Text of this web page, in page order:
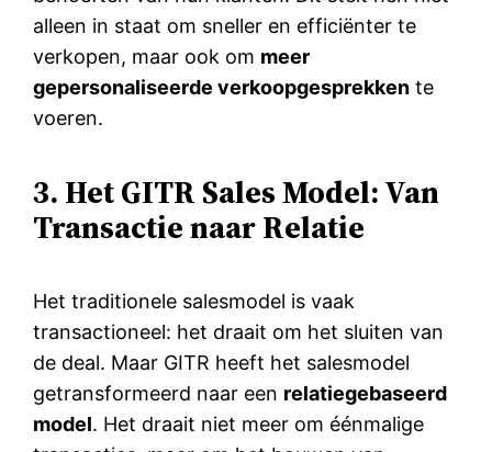
alleen in staat om sneller en efficiënter te
verkopen, maar ook om meer
gepersonaliseerde verkoopgesprekken te
voeren.
3. Het GITR Sales Model: Van
Transactie naar Relatie
Het traditionele salesmodel is vaak
transactioneel: het draait om het sluiten van
de deal. Maar GITR heeft het salesmodel
getransformeerd naar een relatiegebaseerd
model. Het draait niet meer om éénmalige